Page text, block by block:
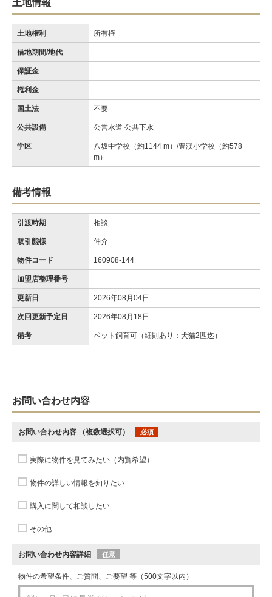
土地情報
土地権利 所有権
借地期間/地代
保証金
権利金
国土法 不要
公共設備 公営水道 公共下水
学区
八坂中学校（約1144 m）/豊渓小学校（約578
m）
備考情報
引渡時期 相談
取引態様 仲介
物件コード 160908-144
加盟店整理番号
更新日 2026年08月04日
次回更新予定日 2026年08月18日
備考 ペット飼育可（細則あり：犬猫2匹迄）
お問い合わせ内容
お問い合わせ内容 （複数選択可） 必須
実際に物件を見てみたい（内覧希望）
物件の詳しい情報を知りたい
購入に関して相談したい
その他
お問い合わせ内容詳細 任意
物件の希望条件、ご質問、ご要望 等（500文字以内）